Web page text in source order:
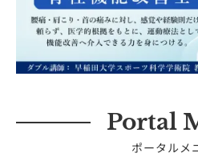
Portal
ポータルメ